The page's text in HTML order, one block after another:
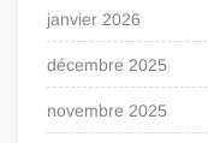
janvier 2026
décembre 2025
novembre 2025